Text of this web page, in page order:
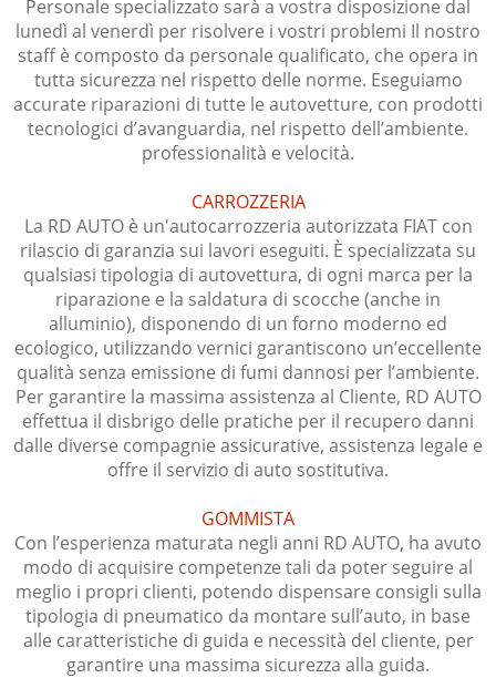
Personale specializzato sarà a vostra disposizione dal
lunedì al venerdì per risolvere i vostri problemi Il nostro
staff è composto da personale qualificato, che opera in
tutta sicurezza nel rispetto delle norme. Eseguiamo
accurate riparazioni di tutte le autovetture, con prodotti
tecnologici d’avanguardia, nel rispetto dell’ambiente.
professionalità e velocità.
CARROZZERIA
La RD AUTO è un'autocarrozzeria autorizzata FIAT con
rilascio di garanzia sui lavori eseguiti. È specializzata su
qualsiasi tipologia di autovettura, di ogni marca per la
riparazione e la saldatura di scocche (anche in
alluminio), disponendo di un forno moderno ed
ecologico, utilizzando vernici garantiscono un’eccellente
qualità senza emissione di fumi dannosi per l’ambiente.
Per garantire la massima assistenza al Cliente, RD AUTO
effettua il disbrigo delle pratiche per il recupero danni
dalle diverse compagnie assicurative, assistenza legale e
offre il servizio di auto sostitutiva.
GOMMISTA
Con l’esperienza maturata negli anni RD AUTO, ha avuto
modo di acquisire competenze tali da poter seguire al
meglio i propri clienti, potendo dispensare consigli sulla
tipologia di pneumatico da montare sull’auto, in base
alle caratteristiche di guida e necessità del cliente, per
garantire una massima sicurezza alla guida.